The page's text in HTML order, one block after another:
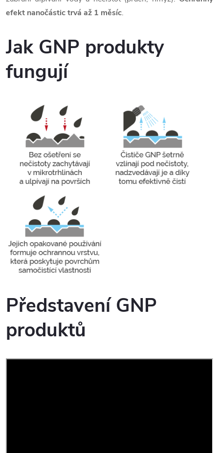
efekt nanočástic trvá až 1 měsíc.
Jak GNP produkty
fungují
Představení GNP
produktů